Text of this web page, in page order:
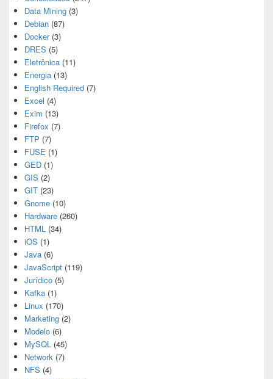
Data Mining (3)
Debian (87)
Docker(3)
DRES (5)
Eletrônica (11)
Energia (13)
English Required (7)
Excel (4)
Exim (13)
Firefox (7)
FTP (7)
FUSE (1)
GED (1)
GIS (2)
GIT (23)
Gnome (10)
Hardware (260)
HTML (34)
iOS (1)
Java (6)
JavaScript (119)
Jurídico (5)
Kafka (1)
Linux (170)
Marketing (2)
Modelo (6)
MySQL (45)
Network (7)
NFS (4)